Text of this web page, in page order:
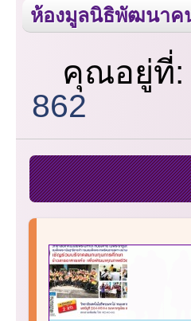
ห้องมูลนิธิพัฒนาค
คุณอยู่ที่:
862